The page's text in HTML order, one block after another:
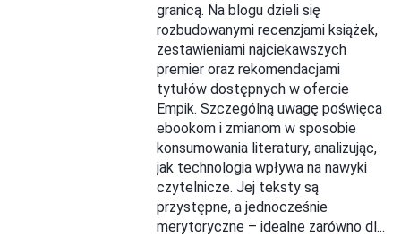
granicą. Na blogu dzieli się
rozbudowanymi recenzjami książek,
zestawieniami najciekawszych
premier oraz rekomendacjami
tytułów dostępnych w ofercie
Empik. Szczególną uwagę poświęca
ebookom i zmianom w sposobie
konsumowania literatury, analizując,
jak technologia wpływa na nawyki
czytelnicze. Jej teksty są
przystępne, a jednocześnie
merytoryczne – idealne zarówno dl...